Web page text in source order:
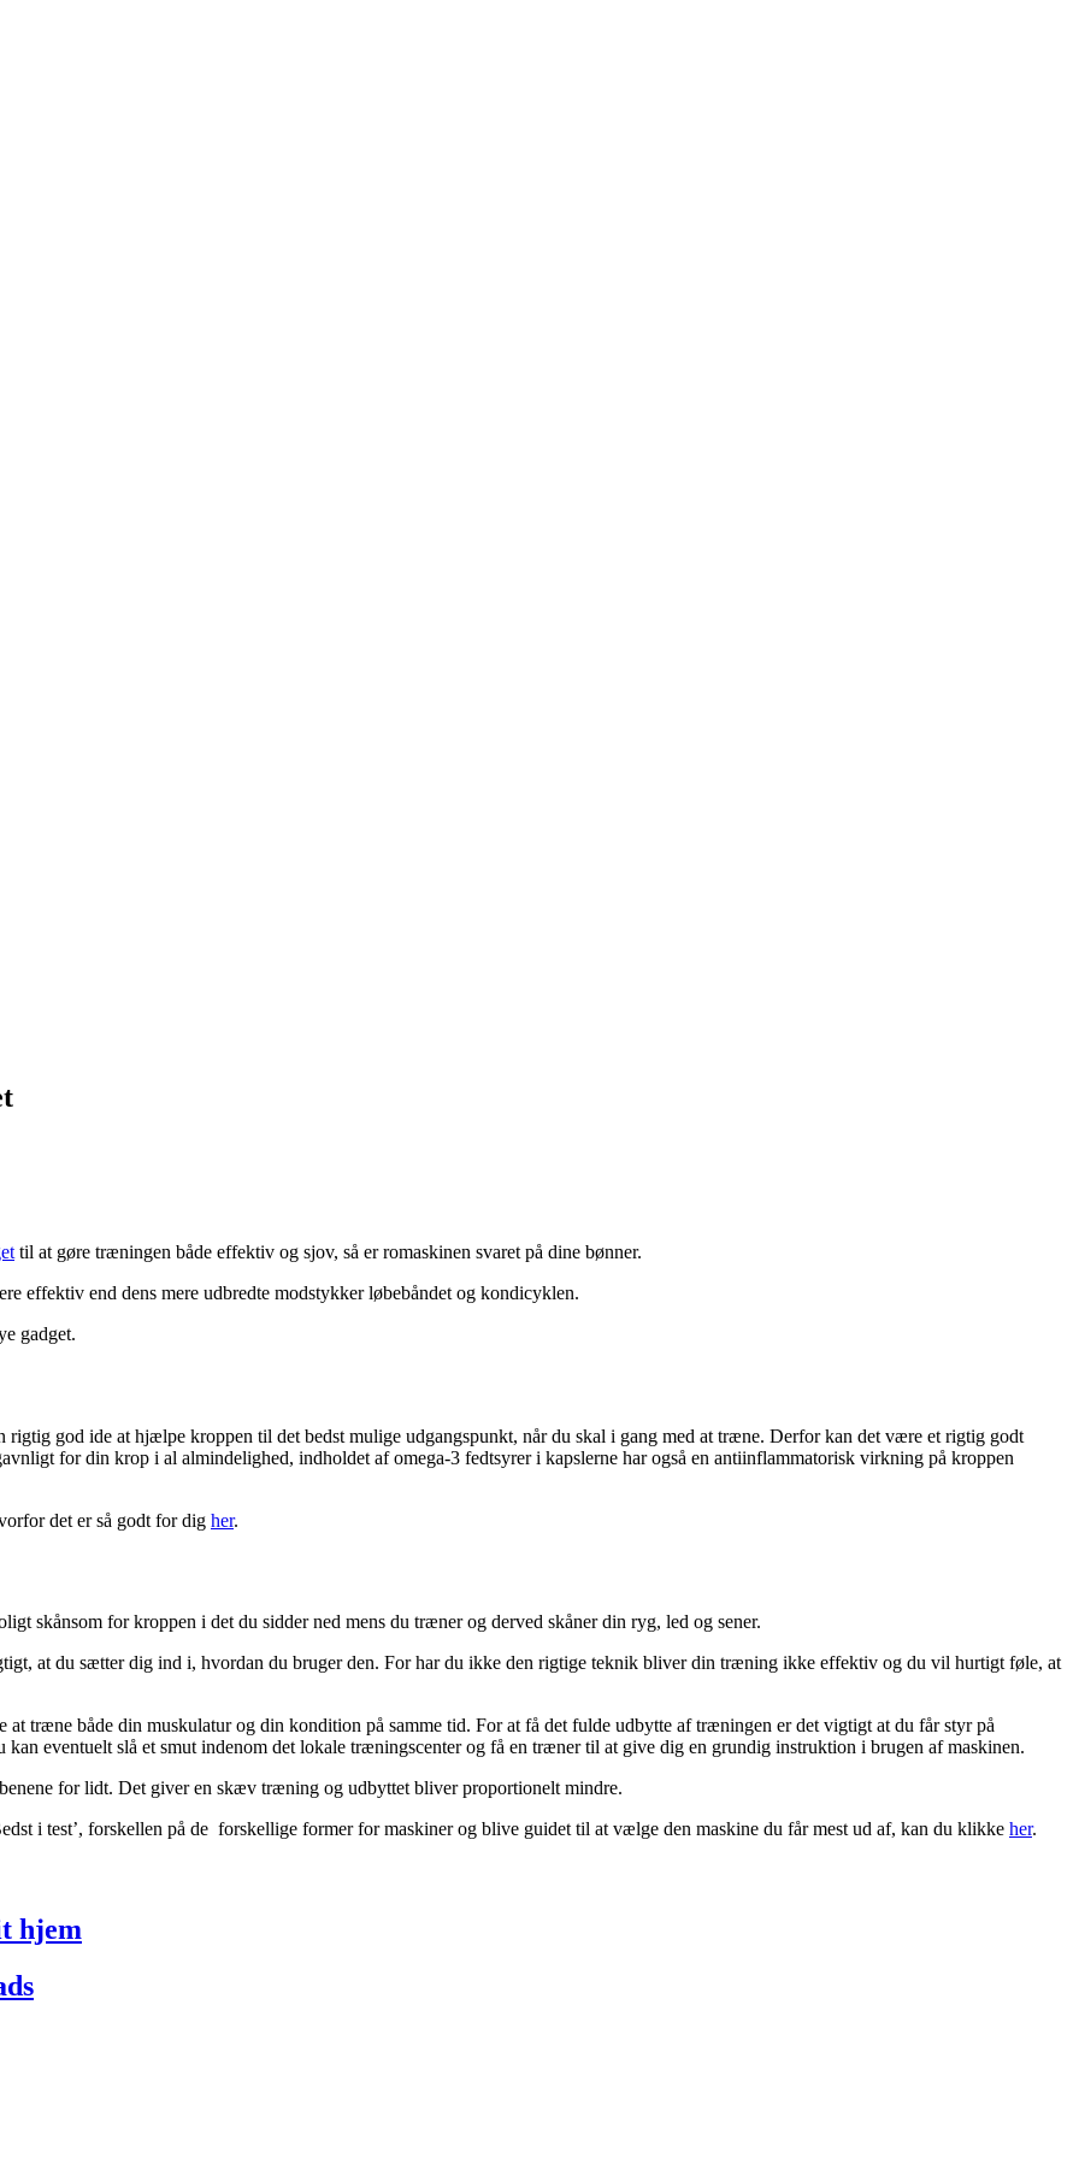
til at gøre træningen både effektiv og sjov, så er romaskinen svaret på dine bønner.
effektiv end dens mere udbredte modstykker løbebåndet og kondicyklen.
gadget.
rigtig god ide at hjælpe kroppen til det bedst mulige udgangspunkt, når du skal i gang med at træne. Derfor kan det være et rigtig godt
for din krop i al almindelighed, indholdet af omega-3 fedtsyrer i kapslerne har også en antiinflammatorisk virkning på kroppen
det er så godt for dig her.
skånsom for kroppen i det du sidder ned mens du træner og derved skåner din ryg, led og sener.
at du sætter dig ind i, hvordan du bruger den. For har du ikke den rigtige teknik bliver din træning ikke effektiv og du vil hurtigt føle, at
træne både din muskulatur og din kondition på samme tid. For at få det fulde udbytte af træningen er det vigtigt at du får styr på
eventuelt slå et smut indenom det lokale træningscenter og få en træner til at give dig en grundig instruktion i brugen af maskinen.
for lidt. Det giver en skæv træning og udbyttet bliver proportionelt mindre.
i test’, forskellen på de forskellige former for maskiner og blive guidet til at vælge den maskine du får mest ud af, kan du klikke her.
hjem